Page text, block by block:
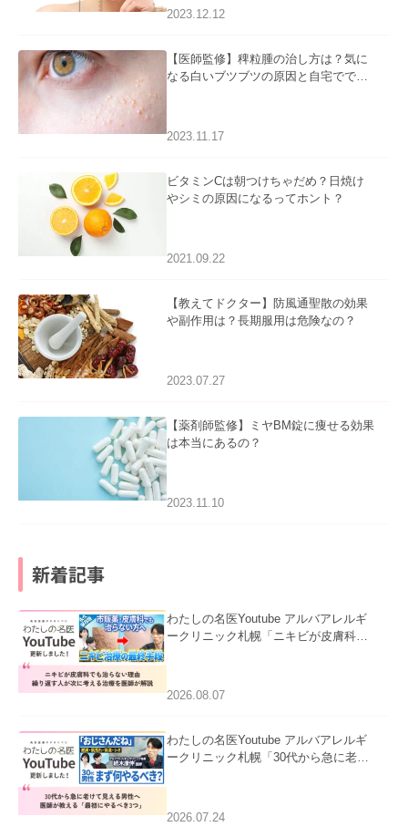
2023.12.12
【医師監修】稗粒腫の治し方は？気に
なる白いブツブツの原因と自宅ででき
2023.11.17
ビタミンCは朝つけちゃだめ？日焼け
やシミの原因になるってホント？
2021.09.22
【教えてドクター】防風通聖散の効果
や副作用は？長期服用は危険なの？
2023.07.27
【薬剤師監修】ミヤBM錠に痩せる効果
は本当にあるの？
2023.11.10
新着記事
わたしの名医Youtube アルバアレルギ
ークリニック札幌「ニキビが皮膚科で
ました。
2026.08.07
わたしの名医Youtube アルバアレルギ
ークリニック札幌「30代から急に老け
た。
2026.07.24